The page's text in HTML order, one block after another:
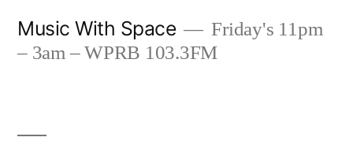
Music With Space
Friday's 11pm
– 3am – WPRB 103.3FM